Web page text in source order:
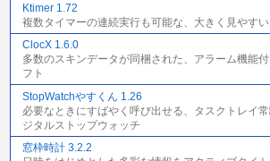
Ktimer 1.72
複数タイマーの連続実行も可能な、大きく見やす
ClocX 1.6.0
多数のスキンデータが同梱された、アラーム機能
フト
StopWatchやすくん 1.26
必要なときにすばやく呼び出せる、タスクトレイ
ジタルストップウォッチ
窓枠時計 3.2.2